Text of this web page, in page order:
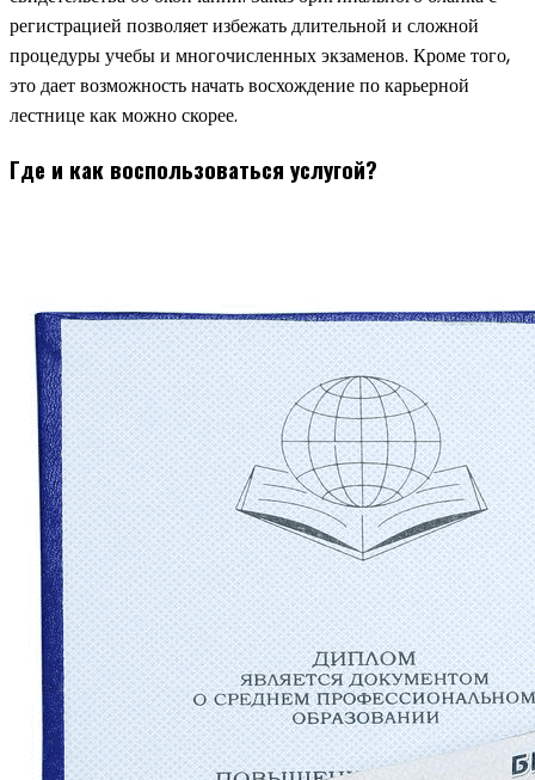
регистрацией позволяет избежать длительной и сложной
процедуры учебы и многочисленных экзаменов. Кроме того,
это дает возможность начать восхождение по карьерной
лестнице как можно скорее.
Где и как воспользоваться услугой?